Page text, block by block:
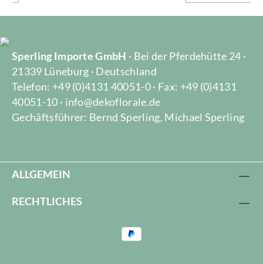
Sperling Importe GmbH · Bei der Pferdehütte 24 ·
21339 Lüneburg · Deutschland
Telefon: +49 (0)4131 40051-0 · Fax: +49 (0)4131
40051-10 · info@dekoflorale.de
Gechäftsführer: Bernd Sperling, Michael Sperling
ALLGEMEIN
RECHTLICHES